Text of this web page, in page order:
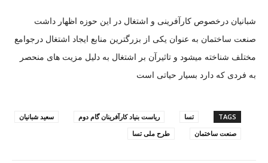
شبانیان درخصوص کارآفرینی و اشتغال در این حوزه اظهار داشت
صنعت ساختمان به عنوان یکی از بزرگترین منابع ایجاد اشتغال درجوامع
مختلف شناخته میشود و تاثیرآن بر اشتغال به دلیل مزیت های منحصر
به فردی که دارد بسیار حیاتی است
TAGS تسا ریاست بنیاد کارآفرینان گام دوم
سعید شبانیان
صنعت ساختمان
طرح ملی تسا